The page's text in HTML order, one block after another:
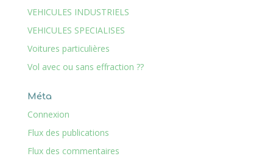
VEHICULES INDUSTRIELS
VEHICULES SPECIALISES
Voitures particulières
Vol avec ou sans effraction ??
Méta
Connexion
Flux des publications
Flux des commentaires